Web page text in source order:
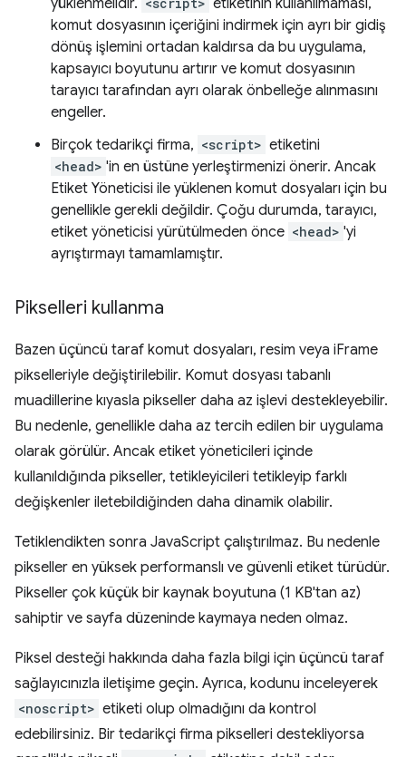
komut dosyasının içeriğini indirmek için ayrı bir gidiş
dönüş işlemini ortadan kaldırsa da bu uygulama,
kapsayıcı boyutunu artırır ve komut dosyasının
tarayıcı tarafından ayrı olarak önbelleğe alınmasını
engeller.
Birçok tedarikçi firma, <script> etiketini
<head> 'in en üstüne yerleştirmenizi önerir. Ancak
Etiket Yöneticisi ile yüklenen komut dosyaları için bu
genellikle gerekli değildir. Çoğu durumda, tarayıcı,
etiket yöneticisi yürütülmeden önce <head> 'yi
ayrıştırmayı tamamlamıştır.
Pikselleri kullanma
Bazen üçüncü taraf komut dosyaları, resim veya iFrame
pikselleriyle değiştirilebilir. Komut dosyası tabanlı
muadillerine kıyasla pikseller daha az işlevi destekleyebilir.
Bu nedenle, genellikle daha az tercih edilen bir uygulama
olarak görülür. Ancak etiket yöneticileri içinde
kullanıldığında pikseller, tetikleyicileri tetikleyip farklı
değişkenler iletebildiğinden daha dinamik olabilir.
Tetiklendikten sonra JavaScript çalıştırılmaz. Bu nedenle
pikseller en yüksek performanslı ve güvenli etiket türüdür.
Pikseller çok küçük bir kaynak boyutuna (1 KB'tan az)
sahiptir ve sayfa düzeninde kaymaya neden olmaz.
Piksel desteği hakkında daha fazla bilgi için üçüncü taraf
sağlayıcınızla iletişime geçin. Ayrıca, kodunu inceleyerek
<noscript> etiketi olup olmadığını da kontrol
edebilirsiniz. Bir tedarikçi firma pikselleri destekliyorsa